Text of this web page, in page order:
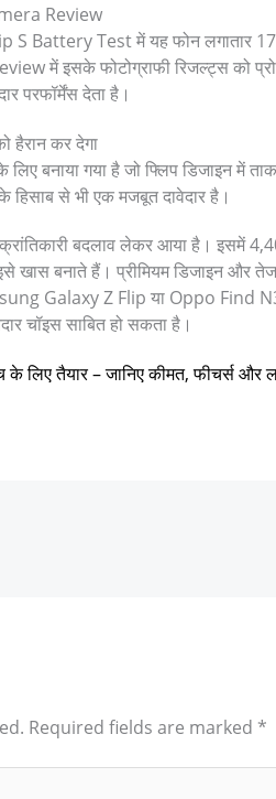
Review
Battery Test में यह फोन लगातार 17
में इसके फोटोग्राफी रिजल्ट्स को
परफॉर्मेंस देता है।
हैरान कर देगा
बनाया गया है जो फ्लिप डिजाइन में
हिसाब से भी एक मजबूत दावेदार है।
बदलाव लेकर आया है। इसमें
खास बनाते हैं। प्रीमियम डिजाइन और
Galaxy Z Flip या Oppo Find
चॉइस साबित हो सकता है।
लिए तैयार – जानिए कीमत, फीचर्स और
Required fields are marked *